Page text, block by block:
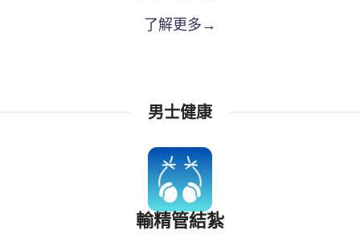
了解更多→
男士健康
輸精管結紮